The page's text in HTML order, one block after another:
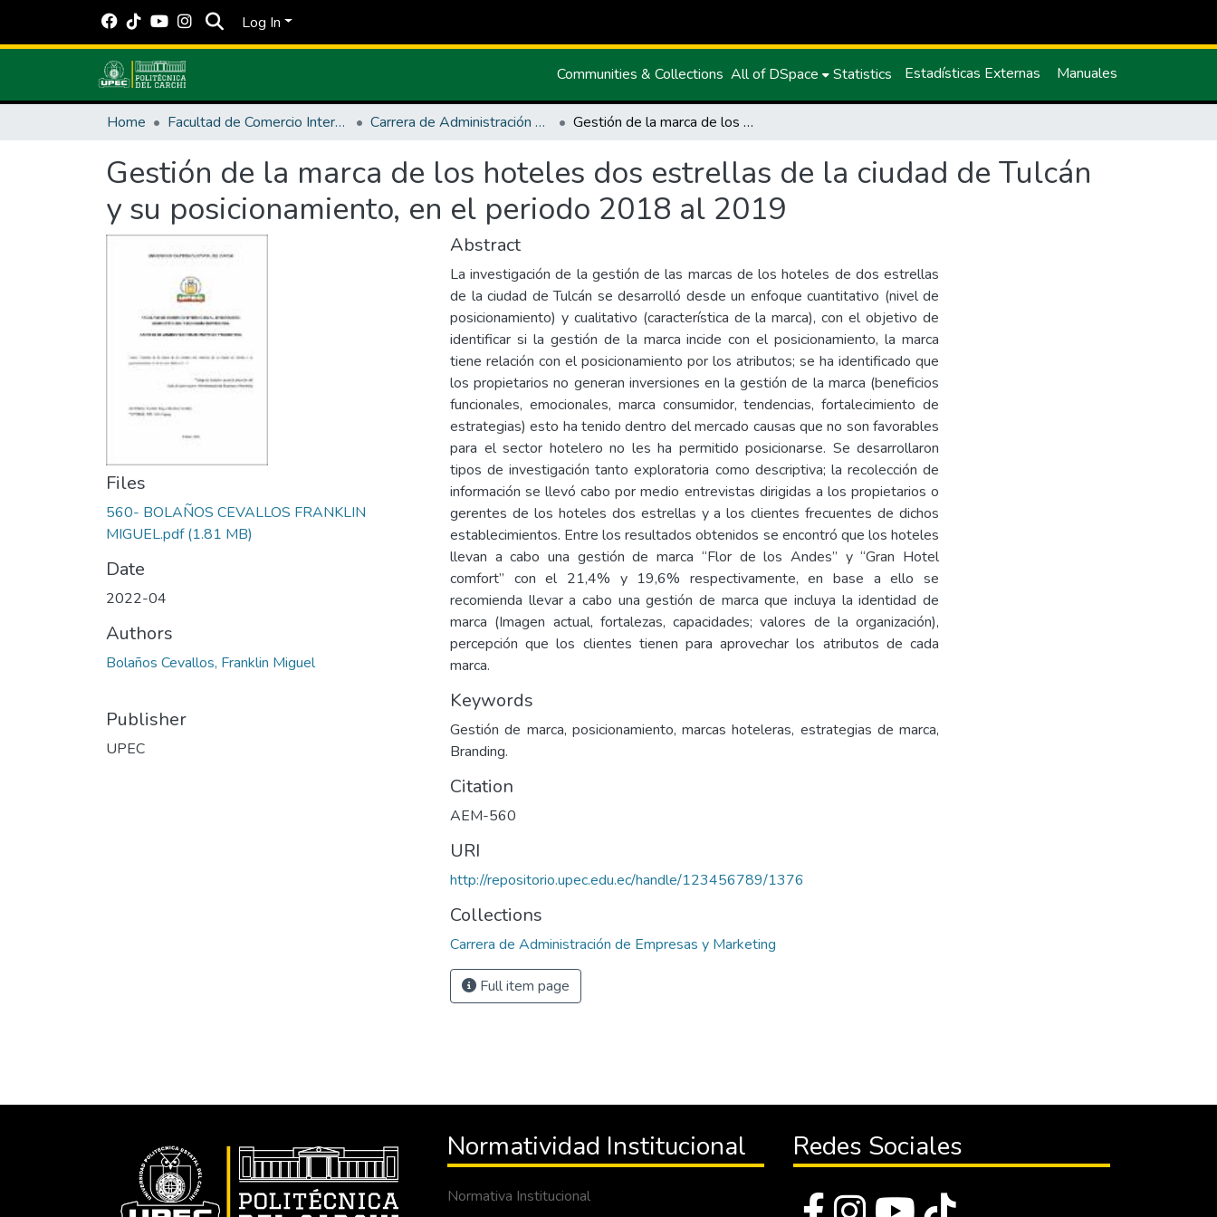
Log In
Communities & Collections All of DSpace Statistics Estadísticas Externas Manuales
Home Facultad de Comercio Internacional, Integración, Administración y Economía Empresarial Carrera de Administración de Empresas y Marketing Gestión de la marca de los hoteles dos estrellas de la ciudad de Tulcán y su posicionamiento, en el periodo 2018 al 2019
Gestión de la marca de los hoteles dos estrellas de la ciudad de Tulcán
y su posicionamiento, en el periodo 2018 al 2019
Files
560- BOLAÑOS CEVALLOS FRANKLIN
MIGUEL.pdf(1.81 MB)
Date
2022-04
Authors
Bolaños Cevallos, Franklin Miguel
Publisher
UPEC
Abstract
La investigación de la gestión de las marcas de los hoteles de dos estrellas
de la ciudad de Tulcán se desarrolló desde un enfoque cuantitativo (nivel de
posicionamiento) y cualitativo (característica de la marca), con el objetivo de
identificar si la gestión de la marca incide con el posicionamiento, la marca
tiene relación con el posicionamiento por los atributos; se ha identificado que
los propietarios no generan inversiones en la gestión de la marca (beneficios
funcionales, emocionales, marca consumidor, tendencias, fortalecimiento de
estrategias) esto ha tenido dentro del mercado causas que no son favorables
para el sector hotelero no les ha permitido posicionarse. Se desarrollaron
tipos de investigación tanto exploratoria como descriptiva; la recolección de
información se llevó cabo por medio entrevistas dirigidas a los propietarios o
gerentes de los hoteles dos estrellas y a los clientes frecuentes de dichos
establecimientos. Entre los resultados obtenidos se encontró que los hoteles
llevan a cabo una gestión de marca “Flor de los Andes” y “Gran Hotel
comfort” con el 21,4% y 19,6% respectivamente, en base a ello se
recomienda llevar a cabo una gestión de marca que incluya la identidad de
marca (Imagen actual, fortalezas, capacidades; valores de la organización),
percepción que los clientes tienen para aprovechar los atributos de cada
marca.
Keywords
Gestión de marca, posicionamiento, marcas hoteleras, estrategias de marca,
Branding.
Citation
AEM-560
URI
http://repositorio.upec.edu.ec/handle/123456789/1376
Collections
Carrera de Administración de Empresas y Marketing
Full item page
Normatividad Institucional
Normativa Institucional
Redes Sociales